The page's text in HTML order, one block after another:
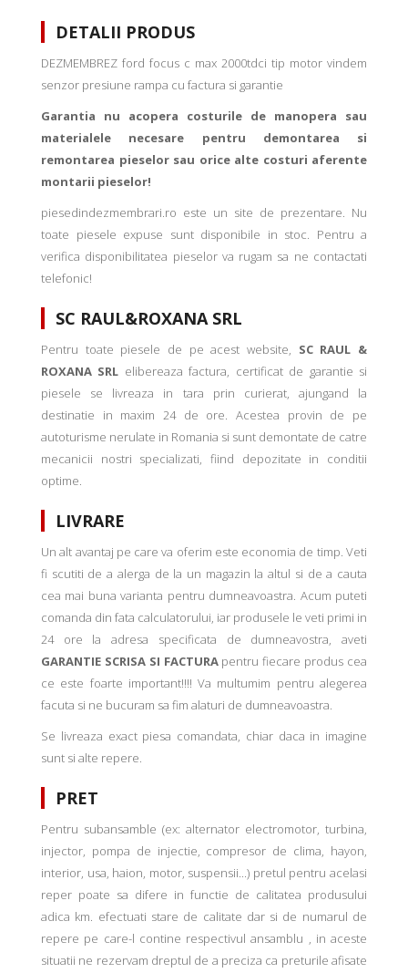
DETALII PRODUS
DEZMEMBREZ ford focus c max 2000tdci tip motor vindem
senzor presiune rampa cu factura si garantie
Garantia nu acopera costurile de manopera sau
materialele necesare pentru demontarea si
remontarea pieselor sau orice alte costuri aferente
montarii pieselor!
piesedindezmembrari.ro este un site de prezentare. Nu
toate piesele expuse sunt disponibile in stoc. Pentru a
verifica disponibilitatea pieselor va rugam sa ne contactati
telefonic!
SC RAUL&ROXANA SRL
Pentru toate piesele de pe acest website, SC RAUL &
ROXANA SRL elibereaza factura, certificat de garantie si
piesele se livreaza in tara prin curierat, ajungand la
destinatie in maxim 24 de ore. Acestea provin de pe
autoturisme nerulate in Romania si sunt demontate de catre
mecanicii nostri specializati, fiind depozitate in conditii
optime.
LIVRARE
Un alt avantaj pe care va oferim este economia de timp. Veti
fi scutiti de a alerga de la un magazin la altul si de a cauta
cea mai buna varianta pentru dumneavoastra. Acum puteti
comanda din fata calculatorului, iar produsele le veti primi in
24 ore la adresa specificata de dumneavostra, aveti
GARANTIE SCRISA SI FACTURApentru fiecare produs cea
ce este foarte important!!!! Va multumim pentru alegerea
facuta si ne bucuram sa fim alaturi de dumneavoastra.
Se livreaza exact piesa comandata, chiar daca in imagine
sunt si alte repere.
PRET
Pentru subansamble (ex: alternator electromotor, turbina,
injector, pompa de injectie, compresor de clima, hayon,
interior, usa, haion, motor, suspensii...) pretul pentru acelasi
reper poate sa difere in functie de calitatea produsului
adica km. efectuati stare de calitate dar si de numarul de
repere pe care-l contine respectivul ansamblu , in aceste
situatii ne rezervam dreptul de a preciza ca preturile afisate